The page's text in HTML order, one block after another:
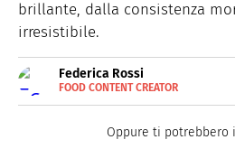
brillante, dalla consistenza
irresistibile.
Federica Rossi
FOOD CONTENT CREATOR
Food content creator, si
Oppure ti potrebbero